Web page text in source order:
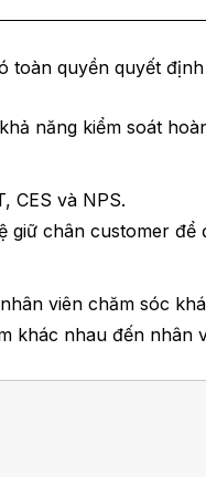
toàn quyền quyết
năng kiểm soát
CES và NPS.
giữ chân customer để
viên chăm sóc
khác nhau đến nhân